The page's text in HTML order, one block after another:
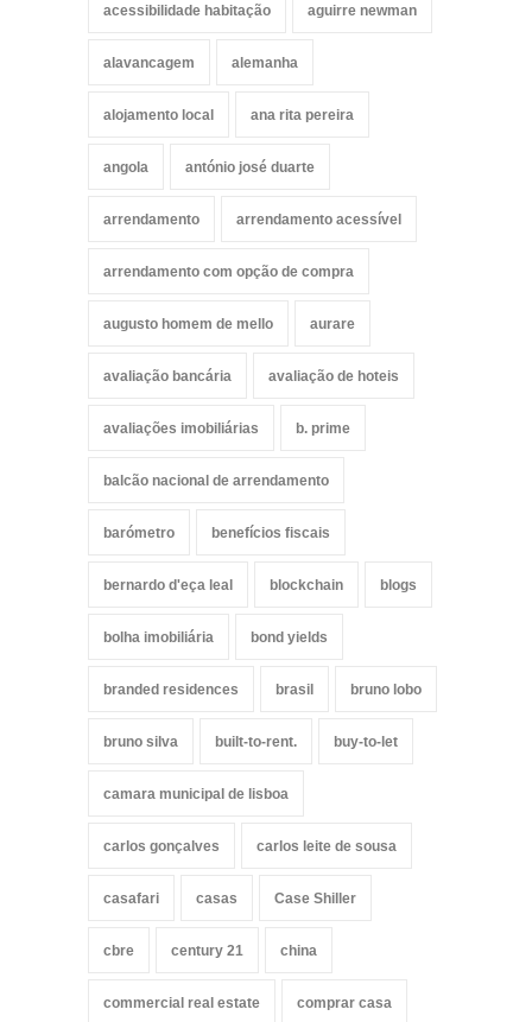
acessibilidade habitação aguirre newman
alavancagem alemanha
alojamento local ana rita pereira
angola antónio josé duarte
arrendamento arrendamento acessível
arrendamento com opção de compra
augusto homem de mello aurare
avaliação bancária avaliação de hoteis
avaliações imobiliárias b. prime
balcão nacional de arrendamento
barómetro benefícios fiscais
bernardo d'eça leal blockchain blogs
bolha imobiliária bond yields
branded residences brasil bruno lobo
bruno silva built-to-rent. buy-to-let
camara municipal de lisboa
carlos gonçalves carlos leite de sousa
casafari casas Case Shiller
cbre century 21 china
commercial real estate comprar casa